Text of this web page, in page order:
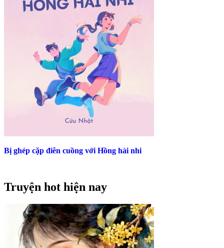
Bị ghép cặp điên cuồng với Hồng hài nhi
Truyện hot hiện nay